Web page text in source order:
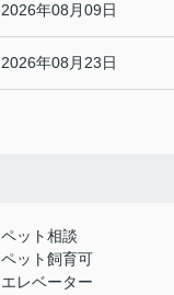
2026年08月09日
2026年08月23日
ペット相談
ペット飼育可
エレベーター